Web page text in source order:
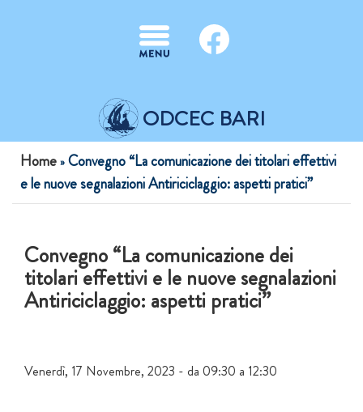
ODCEC BARI
Tu sei qui
Home » Convegno “La comunicazione dei titolari effettivi
e le nuove segnalazioni Antiriciclaggio: aspetti pratici”
Convegno “La comunicazione dei
titolari effettivi e le nuove segnalazioni
Antiriciclaggio: aspetti pratici”
Venerdì, 17 Novembre, 2023 - da 09:30 a 12:30